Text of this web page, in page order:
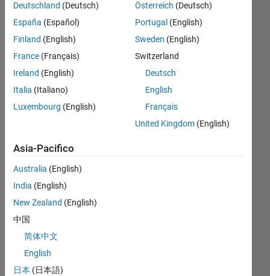
Paul's
MATLAB
Answers
Badge
Tutto
02 Apr 2023
Guiding Light
15 Apr 2022
Deutschland (Deutsch)
España (Español)
Finland (English)
France (Français)
Ireland (English)
Italia (Italiano)
Luxembourg (English)
Österreich (Deutsch)
Portugal (English)
Sweden (English)
Switzerland
Deutsch
English
Français
United Kingdom(English)
Asia-Pacifico
Australia (English)
India (English)
New Zealand (English)
中国
简体中文
English
日本 (日本語)